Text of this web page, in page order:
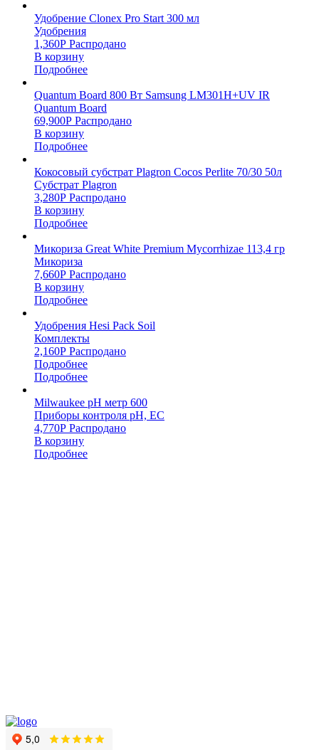
Удобрение Clonex Pro Start 300 мл
Удобрения
1,360Р Распродано
В корзину
Подробнее
Quantum Board 800 Вт Samsung LM301H+UV IR
Quantum Board
69,900Р Распродано
В корзину
Подробнее
Кокосовый субстрат Plagron Cocos Perlite 70/30 50л
Субстрат Plagron
3,280Р Распродано
В корзину
Подробнее
Микориза Great White Premium Mycorrhizae 113,4 гр
Микориза
7,660Р Распродано
В корзину
Подробнее
Удобрения Hesi Pack Soil
Комплекты
2,160Р Распродано
Подробнее
Подробнее
Milwaukee pH метр 600
Приборы контроля pH, EC
4,770Р Распродано
В корзину
Подробнее